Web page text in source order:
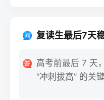
复读生最后7天
高考前最后 7 天
“冲刺拔高” 的关